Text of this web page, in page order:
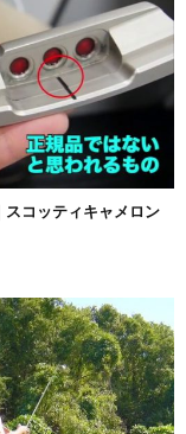
スコッティキャメロン